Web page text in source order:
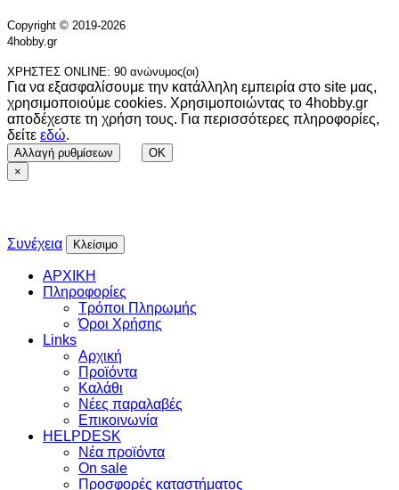
Copyright © 2019-2026
4hobby.gr
ΧΡΗΣΤΕΣ ONLINE: 90 ανώνυμος(οι)
Για να εξασφαλίσουμε την κατάλληλη εμπειρία στο site μας,
χρησιμοποιούμε cookies. Χρησιμοποιώντας το 4hobby.gr
αποδέχεστε τη χρήση τους. Για περισσότερες πληροφορίες,
δείτε εδώ.
Αλλαγή ρυθμίσεων
OK
×
Συνέχεια Κλείσιμο
ΑΡΧΙΚΗ
Πληροφορίες
Τρόποι Πληρωμής
Όροι Χρήσης
Links
Αρχική
Προϊόντα
Καλάθι
Νέες παραλαβές
Επικοινωνία
HELPDESK
Νέα προϊόντα
On sale
Προσφορές καταστήματος